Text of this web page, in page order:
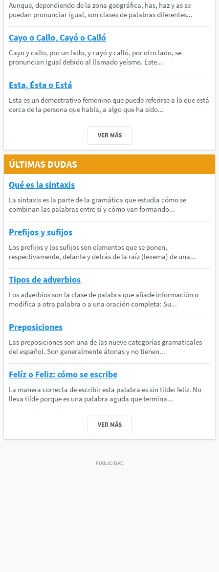
Aunque, dependiendo de la zona geográfica, has, haz y as se
puedan pronunciar igual, son clases de palabras diferentes...
Cayo o Callo, Cayó o Calló
Cayo y callo, por un lado, y cayó y calló, por otro lado, se
pronuncian igual debido al llamado yeísmo. Este...
Esta, Ésta o Está
Esta es un demostrativo femenino que puede referirse a lo que está
cerca de la persona que habla, a algo que ha sido...
VER MÁS
ÚLTIMAS DUDAS
Qué es la sintaxis
La sintaxis es la parte de la gramática que estudia cómo se
combinan las palabras entre sí y cómo van formando...
Prefijos y sufijos
Los prefijos y los sufijos son elementos que se ponen,
respectivamente, delante y detrás de la raíz (lexema) de una...
Tipos de adverbios
Los adverbios son la clase de palabra que añade información o
modifica a otra palabra o a una oración completa: Su...
Preposiciones
Las preposiciones son una de las nueve categorías gramaticales
del español. Son generalmente átonas y no tienen...
Felíz o Feliz: cómo se escribe
La manera correcta de escribir esta palabra es sin tilde: feliz. No
lleva tilde porque es una palabra aguda que termina...
VER MÁS